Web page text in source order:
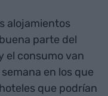
alojamientos
parte del
el consumo van
en los que
que podrían